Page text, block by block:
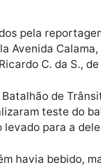
Bairro
sob efeito
pela
Ricardo C. da